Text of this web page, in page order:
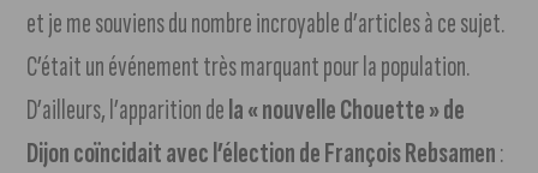
et je me souviens du nombre incroyable d’articles à ce sujet.
C’était un événement très marquant pour la population.
D’ailleurs, l’apparition dela « nouvelle Chouette » de
Dijon coïncidait avec l’élection de François Rebsamen: